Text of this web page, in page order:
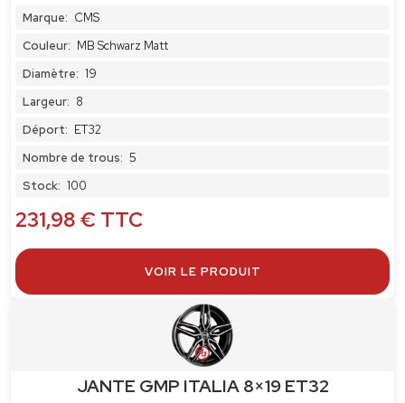
Marque: CMS
Couleur: MB Schwarz Matt
Diamètre: 19
Largeur: 8
Déport: ET32
Nombre de trous: 5
Stock: 100
231,98 € TTC
VOIR LE PRODUIT
JANTE GMP ITALIA 8×19 ET32